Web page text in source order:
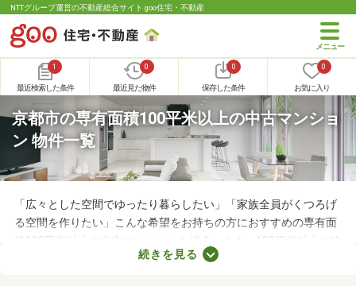
NTTグループ運営の不動産総合サイト goo住宅・不動産
1
最近検索した条件
0
最近見た物件
0
保存した条件
0
お気に入り
京都市の専有面積100平米以上の中古マンショ
ン 物件一覧
「広々とした空間でゆったり暮らしたい」「家族全員がくつろげ
る空間を作りたい」こんな希望をお持ちの方におすすめの専有面
積100平米以上の中古マンションを紹介します。100平米以上の物
件は、4人家族がゆったり暮らす広さとして最適。立地や物件設
続きを見る